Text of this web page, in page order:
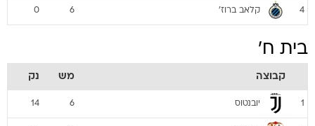
4 קלאב ברוז' 6
0
בית ח'
קבוצה מש נק
1 יובנטוס 6
14